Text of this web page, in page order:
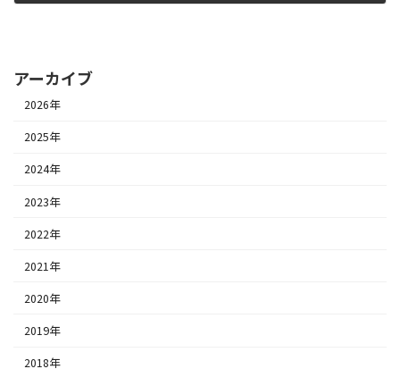
アーカイブ
2026年
2025年
2024年
2023年
2022年
2021年
2020年
2019年
2018年